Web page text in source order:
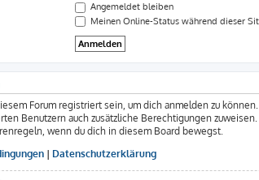
Angemeldet bleiben
Meinen Online-Status während dieser
Forum registriert sein, um dich anmelden zu
Benutzern auch zusätzliche Berechtigungen
wenn du dich in diesem Board bewegst.
| Datenschutzerklärung